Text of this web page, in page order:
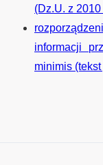
(Dz.U. z
informacji
minimis